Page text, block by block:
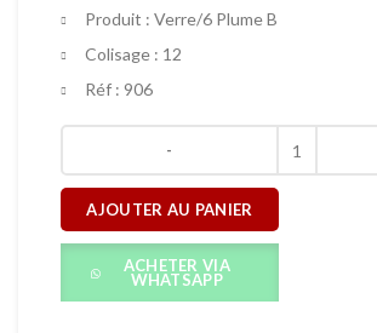
Produit : Verre/6 Plume B
Colisage : 12
Réf : 906
AJOUTER AU PANIER
ACHETER VIA
WHATSAPP